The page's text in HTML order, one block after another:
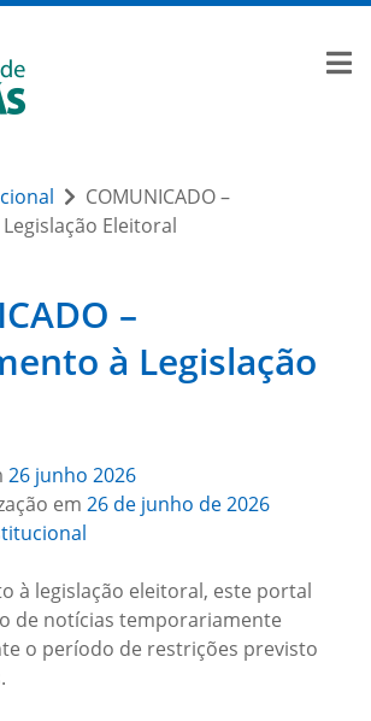
COMUNICADO –
Eleitoral
–
à Legislação
26 junho 2026
em 26 de junho de 2026
à legislação eleitoral, este portal
de notícias temporariamente
o período de restrições previsto